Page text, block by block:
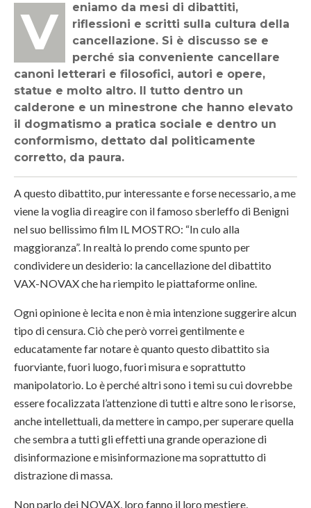
Veniamo da mesi di dibattiti,
riflessioni e scritti sulla cultura della
cancellazione. Si è discusso se e
perché sia conveniente cancellare
canoni letterari e filosofici, autori e opere,
statue e molto altro. Il tutto dentro un
calderone e un minestrone che hanno elevato
il dogmatismo a pratica sociale e dentro un
conformismo, dettato dal politicamente
corretto, da paura.
A questo dibattito, pur interessante e forse necessario, a me
viene la voglia di reagire con il famoso sberleffo di Benigni
nel suo bellissimo film IL MOSTRO: “In culo alla
maggioranza”. In realtà lo prendo come spunto per
condividere un desiderio: la cancellazione del dibattito
VAX-NOVAX che ha riempito le piattaforme online.
Ogni opinione è lecita e non è mia intenzione suggerire alcun
tipo di censura. Ciò che però vorrei gentilmente e
educatamente far notare è quanto questo dibattito sia
fuorviante, fuori luogo, fuori misura e soprattutto
manipolatorio. Lo è perché altri sono i temi su cui dovrebbe
essere focalizzata l’attenzione di tutti e altre sono le risorse,
anche intellettuali, da mettere in campo, per superare quella
che sembra a tutti gli effetti una grande operazione di
disinformazione e misinformazione ma soprattutto di
distrazione di massa.
Non parlo dei NOVAX, loro fanno il loro mestiere,